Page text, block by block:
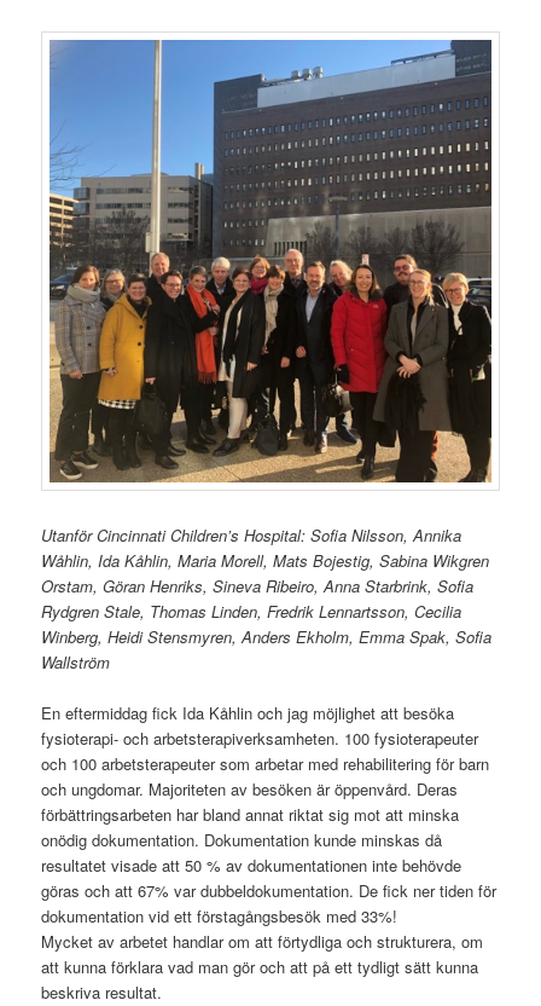
Utanför Cincinnati Children’s Hospital: Sofia Nilsson, Annika
Wåhlin, Ida Kåhlin, Maria Morell, Mats Bojestig, Sabina Wikgren
Orstam, Göran Henriks, Sineva Ribeiro, Anna Starbrink, Sofia
Rydgren Stale, Thomas Linden, Fredrik Lennartsson, Cecilia
Winberg, Heidi Stensmyren, Anders Ekholm, Emma Spak, Sofia
Wallström
En eftermiddag fick Ida Kåhlin och jag möjlighet att besöka
fysioterapi- och arbetsterapiverksamheten. 100 fysioterapeuter
och 100 arbetsterapeuter som arbetar med rehabilitering för barn
och ungdomar. Majoriteten av besöken är öppenvård. Deras
förbättringsarbeten har bland annat riktat sig mot att minska
onödig dokumentation. Dokumentation kunde minskas då
resultatet visade att 50 % av dokumentationen inte behövde
göras och att 67% var dubbeldokumentation. De fick ner tiden för
dokumentation vid ett förstagångsbesök med 33%!
Mycket av arbetet handlar om att förtydliga och strukturera, om
att kunna förklara vad man gör och att på ett tydligt sätt kunna
beskriva resultat.